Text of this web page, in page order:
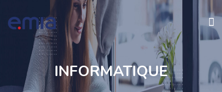
EMIA INFORMATIQUE